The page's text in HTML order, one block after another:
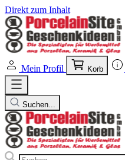
Direkt zum Inhalt
Mein Profil Korb
Suchen...